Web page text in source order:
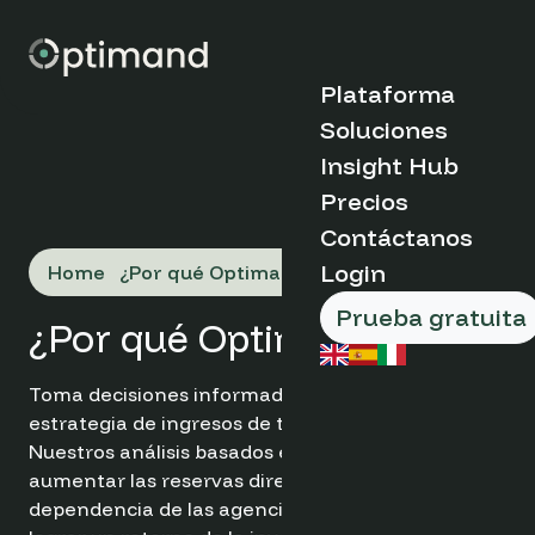
Plataforma
Descubre
¿Por qué
Cómo Funciona
Beneficios
Sobre Nosotros
Reserva una
Soluciones
Tipo de
Boutique &
Indipendent
Apartamentos
Grupos y
hoteleras
Insight Hub
Casos de Estudio
Blog
Market Insights
FAQs
Precios
Contáctanos
Login
Prueba gratuita
Home ¿Por qué Optimand?
¿Por qué Optimand?
Toma decisiones informadas y optimiza la
estrategia de ingresos de tu hotel con Optimand.
Nuestros análisis basados ​​en datos te permiten
aumentar las reservas directas, reducir la
dependencia de las agencias de viajes online y